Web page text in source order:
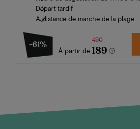
Départ tardif
A distance de marche de la plage
-61%
À partir de
490
189